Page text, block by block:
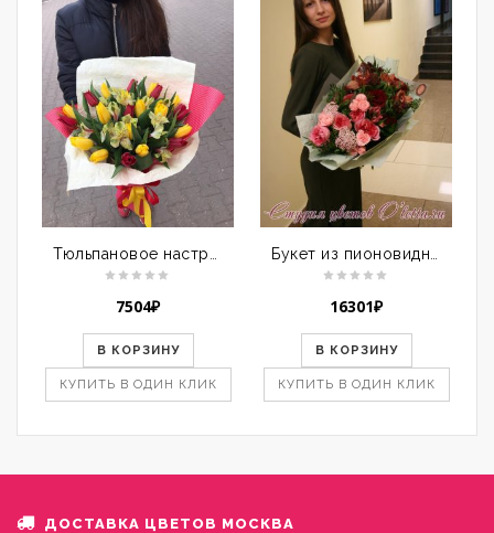
7504₽
В КОРЗИНУ
КУПИТЬ В ОДИН КЛИК
16301₽
В КОРЗИНУ
КУПИТЬ В ОДИН КЛИК
ДОСТАВКА ЦВЕТОВ МОСКВА